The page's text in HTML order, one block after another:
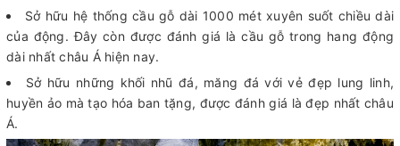
Sở hữu hệ thống cầu gỗ dài 1000 mét xuyên suốt chiều dài
của động. Đây còn được đánh giá là cầu gỗ trong hang động
dài nhất châu Á hiện nay.
Sở hữu những khối nhũ đá, măng đá với vẻ đẹp lung linh,
huyền ảo mà tạo hóa ban tặng, được đánh giá là đẹp nhất châu
Á.